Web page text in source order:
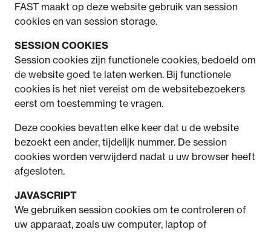
FAST maakt op deze website gebruik van session
cookies en van session storage.
SESSION COOKIES
Session cookies zijn functionele cookies, bedoeld om
de website goed te laten werken. Bij functionele
cookies is het niet vereist om de websitebezoekers
eerst om toestemming te vragen.
Deze cookies bevatten elke keer dat u de website
bezoekt een ander, tijdelijk nummer. De session
cookies worden verwijderd nadat u uw browser heeft
afgesloten.
JAVASCRIPT
We gebruiken session cookies om te controleren of
uw apparaat, zoals uw computer, laptop of